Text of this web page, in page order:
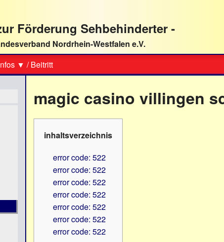
Förderung Sehbehinderter -
Nordrhein-Westfalen e.V.
▼ /Beitritt
magic casino villingen
inhaltsverzeichnis
error code: 522
error code: 522
error code: 522
error code: 522
error code: 522
error code: 522
error code: 522